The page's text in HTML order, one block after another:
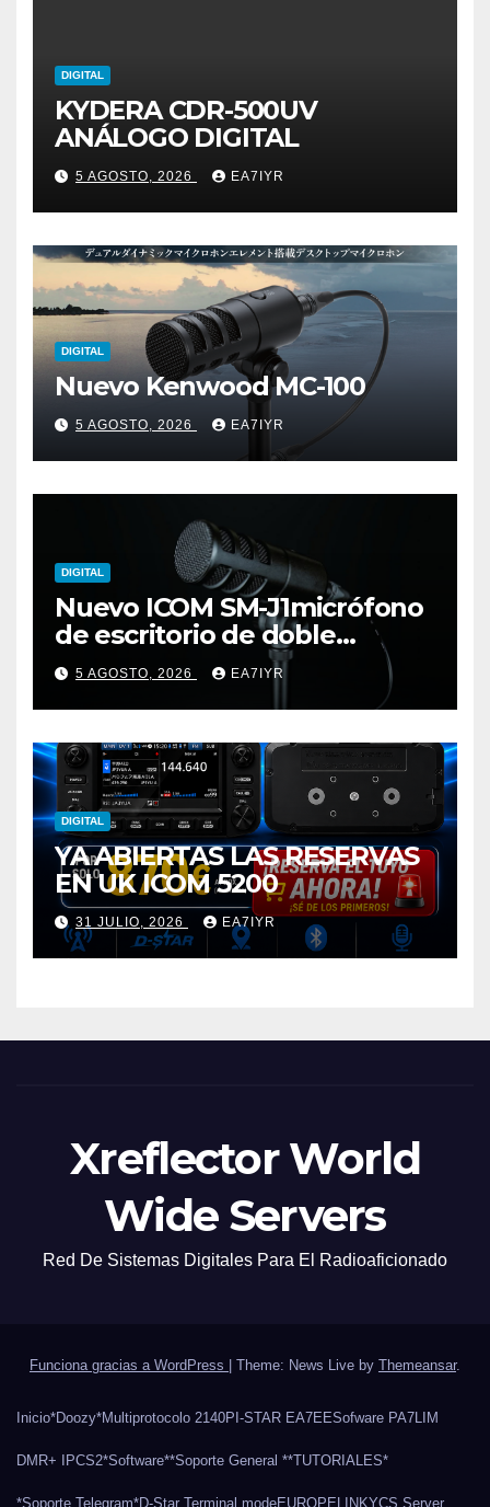
DIGITAL
KYDERA CDR-500UV
ANÁLOGO DIGITAL
5 AGOSTO, 2026 EA7IYR
DIGITAL
Nuevo Kenwood MC-100
5 AGOSTO, 2026 EA7IYR
DIGITAL
Nuevo ICOM SM-J1micrófono
de escritorio de doble
elemento premium
5 AGOSTO, 2026 EA7IYR
DIGITAL
YA ABIERTAS LAS RESERVAS
EN UK ICOM 5200
31 JULIO, 2026 EA7IYR
Xreflector World
Wide Servers
Red De Sistemas Digitales Para El Radioaficionado
Funciona gracias a WordPress | Theme: News Live by Themeansar.
Inicio*Doozy*Multiprotocolo 2140PI-STAR EA7EESofware PA7LIM
DMR+ IPCS2*Software**Soporte General **TUTORIALES*
*Soporte Telegram*D-Star Terminal modeEUROPELINKYCS Server